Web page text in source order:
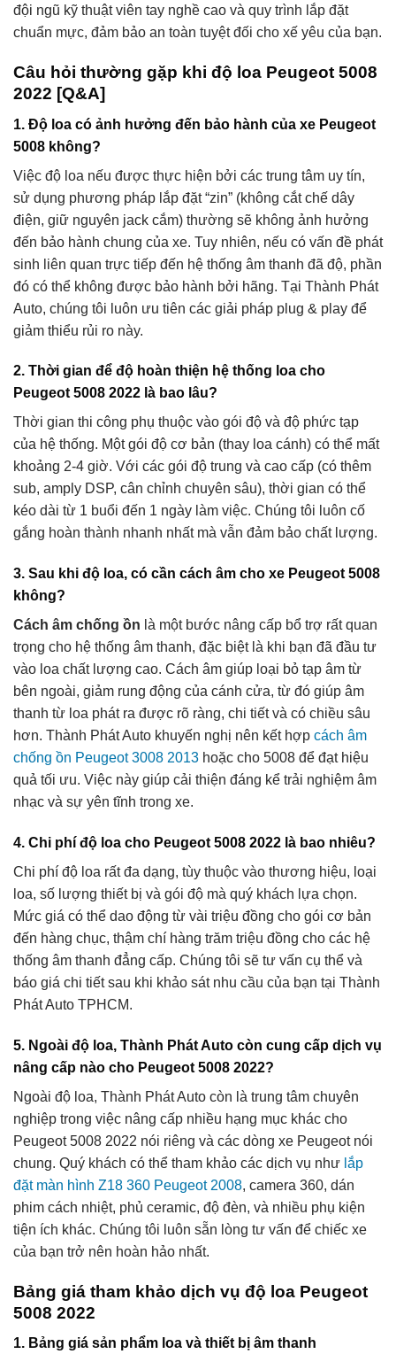
đội ngũ kỹ thuật viên tay nghề cao và quy trình lắp đặt
chuẩn mực, đảm bảo an toàn tuyệt đối cho xế yêu của bạn.
Câu hỏi thường gặp khi độ loa Peugeot 5008
2022 [Q&A]
1. Độ loa có ảnh hưởng đến bảo hành của xe Peugeot
5008 không?
Việc độ loa nếu được thực hiện bởi các trung tâm uy tín,
sử dụng phương pháp lắp đặt “zin” (không cắt chế dây
điện, giữ nguyên jack cắm) thường sẽ không ảnh hưởng
đến bảo hành chung của xe. Tuy nhiên, nếu có vấn đề phát
sinh liên quan trực tiếp đến hệ thống âm thanh đã độ, phần
đó có thể không được bảo hành bởi hãng. Tại Thành Phát
Auto, chúng tôi luôn ưu tiên các giải pháp plug & play để
giảm thiểu rủi ro này.
2. Thời gian để độ hoàn thiện hệ thống loa cho
Peugeot 5008 2022 là bao lâu?
Thời gian thi công phụ thuộc vào gói độ và độ phức tạp
của hệ thống. Một gói độ cơ bản (thay loa cánh) có thể mất
khoảng 2-4 giờ. Với các gói độ trung và cao cấp (có thêm
sub, amply DSP, cân chỉnh chuyên sâu), thời gian có thể
kéo dài từ 1 buổi đến 1 ngày làm việc. Chúng tôi luôn cố
gắng hoàn thành nhanh nhất mà vẫn đảm bảo chất lượng.
3. Sau khi độ loa, có cần cách âm cho xe Peugeot 5008
không?
Cách âm chống ồn là một bước nâng cấp bổ trợ rất quan
trọng cho hệ thống âm thanh, đặc biệt là khi bạn đã đầu tư
vào loa chất lượng cao. Cách âm giúp loại bỏ tạp âm từ
bên ngoài, giảm rung động của cánh cửa, từ đó giúp âm
thanh từ loa phát ra được rõ ràng, chi tiết và có chiều sâu
hơn. Thành Phát Auto khuyến nghị nên kết hợp cách âm
chống ồn Peugeot 3008 2013 hoặc cho 5008 để đạt hiệu
quả tối ưu. Việc này giúp cải thiện đáng kể trải nghiệm âm
nhạc và sự yên tĩnh trong xe.
4. Chi phí độ loa cho Peugeot 5008 2022 là bao nhiêu?
Chi phí độ loa rất đa dạng, tùy thuộc vào thương hiệu, loại
loa, số lượng thiết bị và gói độ mà quý khách lựa chọn.
Mức giá có thể dao động từ vài triệu đồng cho gói cơ bản
đến hàng chục, thậm chí hàng trăm triệu đồng cho các hệ
thống âm thanh đẳng cấp. Chúng tôi sẽ tư vấn cụ thể và
báo giá chi tiết sau khi khảo sát nhu cầu của bạn tại Thành
Phát Auto TPHCM.
5. Ngoài độ loa, Thành Phát Auto còn cung cấp dịch vụ
nâng cấp nào cho Peugeot 5008 2022?
Ngoài độ loa, Thành Phát Auto còn là trung tâm chuyên
nghiệp trong việc nâng cấp nhiều hạng mục khác cho
Peugeot 5008 2022 nói riêng và các dòng xe Peugeot nói
chung. Quý khách có thể tham khảo các dịch vụ như lắp
đặt màn hình Z18 360 Peugeot 2008, camera 360, dán
phim cách nhiệt, phủ ceramic, độ đèn, và nhiều phụ kiện
tiện ích khác. Chúng tôi luôn sẵn lòng tư vấn để chiếc xe
của bạn trở nên hoàn hảo nhất.
Bảng giá tham khảo dịch vụ độ loa Peugeot
5008 2022
1. Bảng giá sản phẩm loa và thiết bị âm thanh